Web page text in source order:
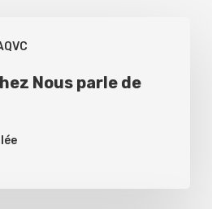
Nous parle de